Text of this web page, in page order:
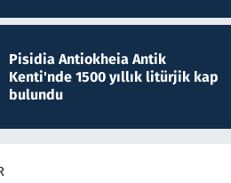
Pisidia Antiokheia Antik
Kenti'nde 1500 yıllık litürjik kap
bulundu